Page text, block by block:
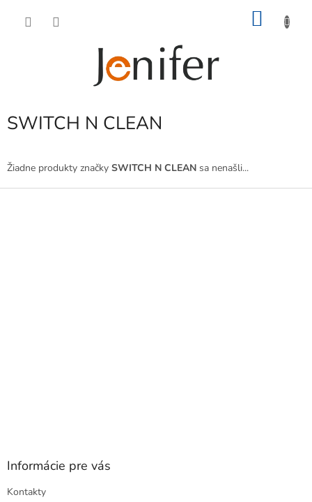
SWITCH N CLEAN
Žiadne produkty značky SWITCH N CLEAN sa nenašli...
Z
Informácie pre vás
Kontakty